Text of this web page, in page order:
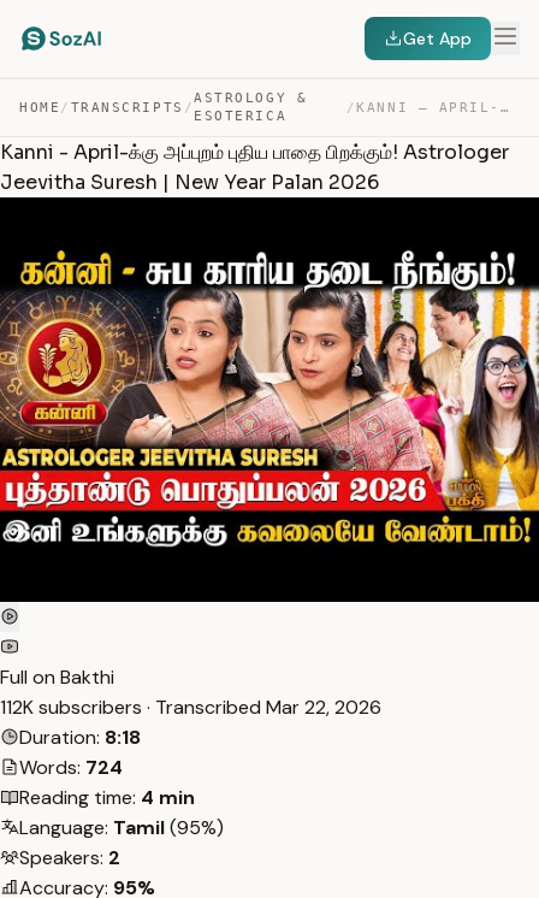
Get App
HOME / TRANSCRIPTS /
ASTROLOGY &
ESOTERICA
/ KANNI – APRIL-க்கு அப்புறம் புதிய பாதை பிறக்கும்! ASTRO… — TRANSCRIPT
Kanni - April-க்கு அப்புறம் புதிய பாதை பிறக்கும்! Astrologer
Jeevitha Suresh | New Year Palan 2026
Full on Bakthi
112K subscribers · Transcribed Mar 22, 2026
Duration: 8:18
Words: 724
Reading time: 4 min
Language: Tamil(95%)
Speakers: 2
Accuracy: 95%